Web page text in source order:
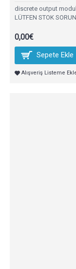
discrete output
LÜTFEN STOK
0,00€
Sepete Ekle
Alışveriş Listeme